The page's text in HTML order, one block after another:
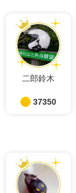
二郎鈴木
37350